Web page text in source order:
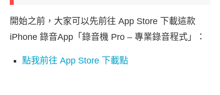
開始之前，大家可以先前往 App Store 下載這款
iPhone 錄音App「錄音機 Pro – 專業錄音程式」：
點我前往 App Store 下載點